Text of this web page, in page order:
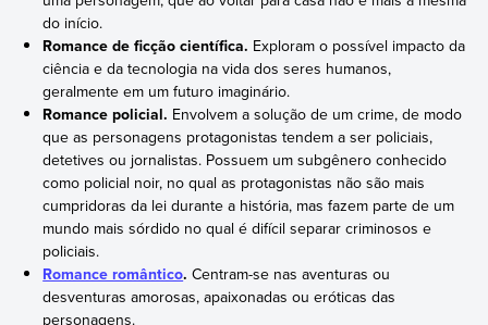
do início.
Romance de ficção científica. Exploram o possível impacto da
ciência e da tecnologia na vida dos seres humanos,
geralmente em um futuro imaginário.
Romance policial. Envolvem a solução de um crime, de modo
que as personagens protagonistas tendem a ser policiais,
detetives ou jornalistas. Possuem um subgênero conhecido
como policial noir, no qual as protagonistas não são mais
cumpridoras da lei durante a história, mas fazem parte de um
mundo mais sórdido no qual é difícil separar criminosos e
policiais.
Romance romântico. Centram-se nas aventuras ou
desventuras amorosas, apaixonadas ou eróticas das
personagens.